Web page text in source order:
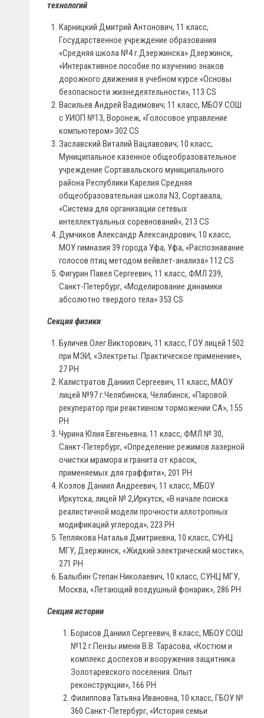
технологий
Карницкий Дмитрий Антонович, 11 класс,
Государственное учреждение образования
«Средняя школа №4 г.Дзержинска» Дзержинск,
«Интерактивное пособие по изучению знаков
дорожного движения в учебном курсе «Основы
безопасности жизнедеятельности», 113 СS
Васильев Андрей Вадимович; 11 класс, МБОУ СОШ
с УИОП №13, Воронеж, «Голосовое управление
компьютером» 302 CS
Заславский Виталий Вацлавович; 10 класс,
Муниципальное казенное общеобразовательное
учреждение Сортавальского муниципального
района Республики Карелия Средняя
общеобразовательная школа N3, Сортавала,
«Система для организации сетевых
интеллектуальных соревнований», 213 CS
Думчиков Александр Александрович, 10 класс,
МОУ гимназия 39 города Уфа, Уфа, «Распознавание
голосов птиц методом вейвлет-анализа» 112 CS
Фигурин Павел Сергеевич, 11 класс, ФМЛ 239,
Санкт-Петербург, «Моделирование динамики
абсолютно твердого тела» 353 CS
Секция физики
Буличев Олег Викторович, 11 класс, ГОУ лицей 1502
при МЭИ, «Электреты: Практическое применение»,
27 PH
Калистратов Даниил Сергеевич, 11 класс, МАОУ
лицей №97 г.Челябинска, Челябинск, «Паровой
рекуператор при реактивном торможении СА», 155
PH
Чурина Юлия Евгеньевна; 11 класс, ФМЛ № 30,
Санкт-Петербург, «Определение режимов лазерной
очистки мрамора и гранита от красок,
применяемых для граффити», 201 PH
Козлов Даниил Андреевич, 11 класс, МБОУ
Иркутска, лицей № 2,Иркутск, «В начале поиска
реалистичной модели прочности аллотропных
модификаций углерода», 223 PH
Теплякова Наталья Дмитриевна, 10 класс, СУНЦ
МГУ, Дзержинск, «Жидкий электрический мостик»,
271 PH
Балыбин Степан Николаевич, 10 класс, СУНЦ МГУ,
Москва, «Летающий воздушный фонарик», 286 PH
Секция истории
Борисов Даниил Сергеевич, 8 класс, МБОУ СОШ
№12 г.Пензы имени В.В. Тарасова, «Костюм и
комплекс доспехов и вооружения защитника
Золотаревского поселения. Опыт
реконструкции», 166 РH
Филиппова Татьяна Ивановна, 10 класс, ГБОУ №
360 Санкт-Петербург, «История семьи